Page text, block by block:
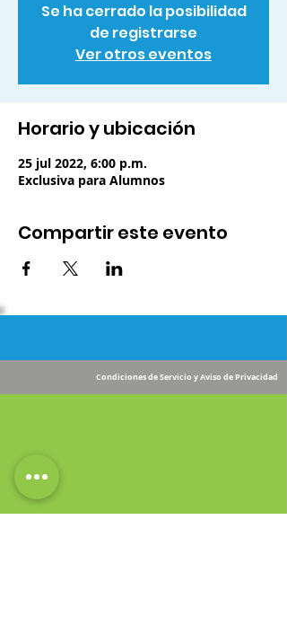
Se ha cerrado la posibilidad
de registrarse
Ver otros eventos
Horario y ubicación
25 jul 2022, 6:00 p.m.
Exclusiva para Alumnos
Compartir este evento
Condiciones de Servicio y Aviso de Privacidad